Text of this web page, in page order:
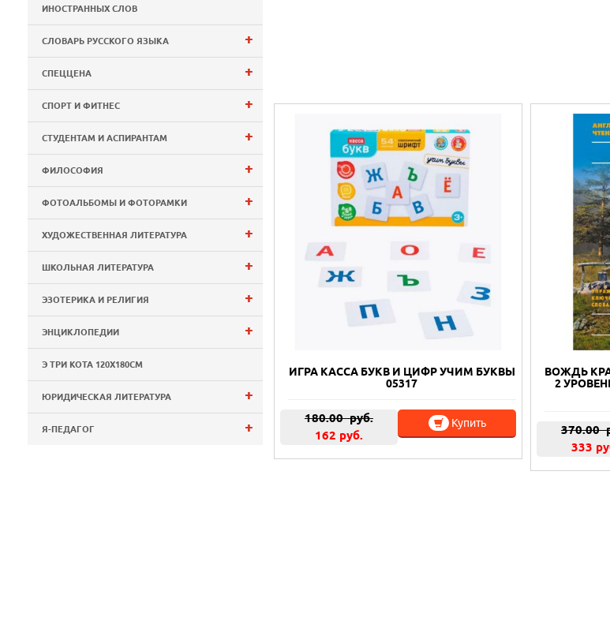
ИНОСТРАННЫХ СЛОВ
+
СЛОВАРЬ РУССКОГО ЯЗЫКА
+
СПЕЦЦЕНА
+
СПОРТ И ФИТНЕС
+
СТУДЕНТАМ И АСПИРАНТАМ
+
ФИЛОСОФИЯ
+
ФОТОАЛЬБОМЫ И ФОТОРАМКИ
+
ХУДОЖЕСТВЕННАЯ ЛИТЕРАТУРА
+
ШКОЛЬНАЯ ЛИТЕРАТУРА
+
ЭЗОТЕРИКА И РЕЛИГИЯ
+
ЭНЦИКЛОПЕДИИ
Э ТРИ КОТА 120Х180СМ
+
ЮРИДИЧЕСКАЯ ЛИТЕРАТУРА
+
Я-ПЕДАГОГ
ИГРА КАССА БУКВ И ЦИФР УЧИМ БУКВЫ
05317
180.00руб.
162 руб.
Купить
ВОЖДЬ
2
370.00
333